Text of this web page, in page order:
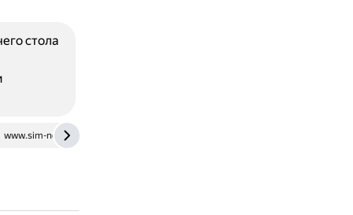
www.sim-networks.com
стола